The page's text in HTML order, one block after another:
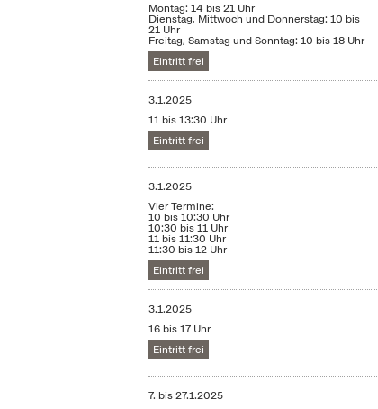
Montag: 14 bis 21 Uhr
Dienstag, Mittwoch und Donnerstag: 10 bis
21 Uhr
Freitag, Samstag und Sonntag: 10 bis 18 Uhr
Eintritt frei
3.1.2025
11 bis 13:30 Uhr
Eintritt frei
3.1.2025
Vier Termine:
10 bis 10:30 Uhr
10:30 bis 11 Uhr
11 bis 11:30 Uhr
11:30 bis 12 Uhr
Eintritt frei
3.1.2025
16 bis 17 Uhr
Eintritt frei
7. bis27.1.2025